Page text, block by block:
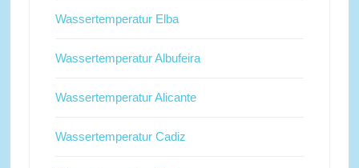
Wassertemperatur Elba
Wassertemperatur Albufeira
Wassertemperatur Alicante
Wassertemperatur Cadiz